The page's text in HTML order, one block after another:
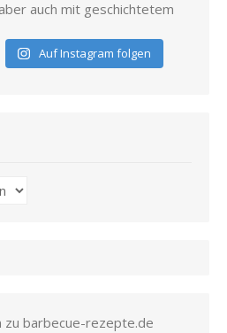
Auf Instagram folgen